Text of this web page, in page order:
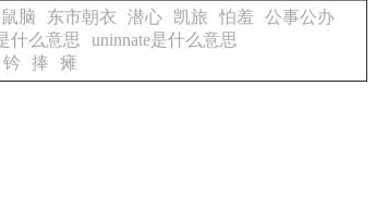
脑 东市朝衣 潜心 凯旅 怕羞
公事公办
什么意思
uninnate是什么意思
钤 捧 瘫